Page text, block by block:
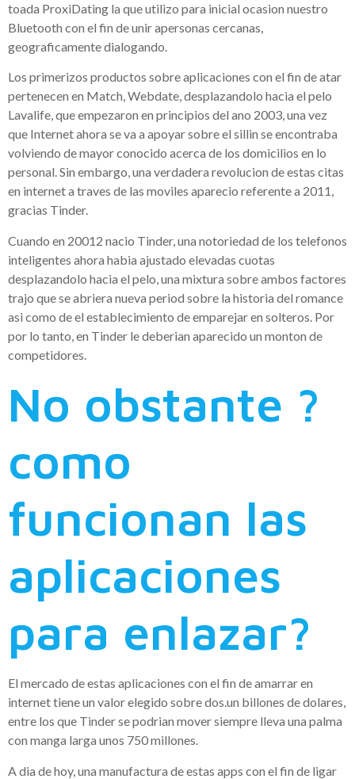
toada ProxiDating la que utilizo para inicial ocasion nuestro
Bluetooth con el fin de unir apersonas cercanas,
geograficamente dialogando.
Los primerizos productos sobre aplicaciones con el fin de atar
pertenecen en Match, Webdate, desplazandolo hacia el pelo
Lavalife, que empezaron en principios del ano 2003, una vez
que Internet ahora se va a apoyar sobre el silli­n se encontraba
volviendo de mayor conocido acerca de los domicilios en lo
personal. Sin embargo, una verdadera revolucion de estas citas
en internet a traves de las moviles aparecio referente a 2011,
gracias Tinder.
Cuando en 20012 nacio Tinder, una notoriedad de los telefonos
inteligentes ahora habia ajustado elevadas cuotas
desplazandolo hacia el pelo, una mixtura sobre ambos factores
trajo que se abriera nueva period sobre la historia del romance
asi­ como de el establecimiento de emparejar en solteros. Por
por lo tanto, en Tinder le deberian aparecido un monton de
competidores.
No obstante ?
como
funcionan las
aplicaciones
para enlazar?
El mercado de estas aplicaciones con el fin de amarrar en
internet tiene un valor elegido sobre dos.un billones de dolares,
entre los que Tinder se podri­an mover siempre lleva una palma
con manga larga unos 750 millones.
A dia de hoy, una manufactura de estas apps con el fin de ligar